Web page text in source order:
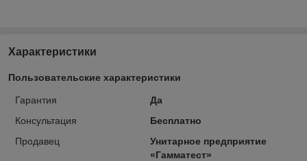
Характеристики
Пользовательские характеристики
Гарантия
Да
Консультация
Бесплатно
Продавец
Унитарное предприятие
«Гамматест»